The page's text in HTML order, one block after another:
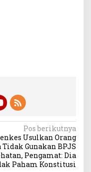
Pos berikutnya
Usulkan Orang
Tidak Gunakan BPJS
Pengamat: Dia
Paham Konstitusi